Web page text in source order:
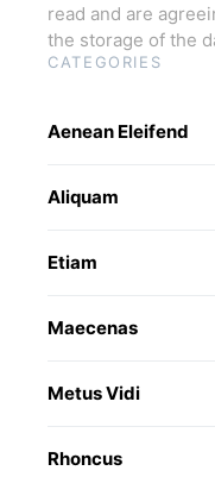
read and are
the storage of the
CATEGORIES
Aenean Eleifend
Aliquam
Etiam
Maecenas
Metus Vidi
Rhoncus